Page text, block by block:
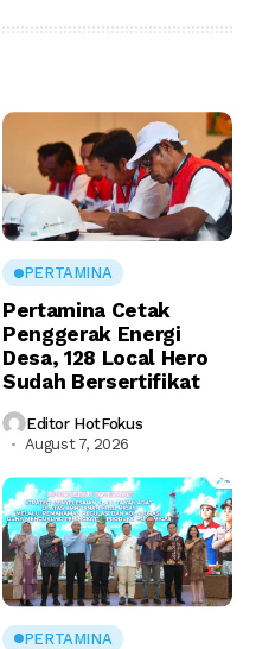
PERTAMINA
Pertamina Cetak
Penggerak Energi
Desa, 128 Local Hero
Sudah Bersertifikat
Editor HotFokus
August 7, 2026
PERTAMINA